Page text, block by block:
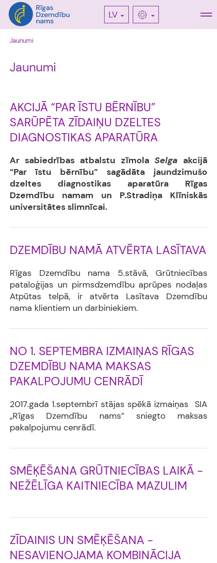
LV
Jaunumi
Jaunumi
AKCIJĀ “PAR ĪSTU BĒRNĪBU”
SARŪPĒTA ZĪDAIŅU DZELTES
DIAGNOSTIKAS APARATŪRA
Ar sabiedrības atbalstu zīmola Selga akcijā
“Par īstu bērnību” sagādāta jaundzimušo
dzeltes diagnostikas aparatūra Rīgas
Dzemdību namam un P.Stradiņa Klīniskās
universitātes slimnīcai.
DZEMDĪBU NAMĀ ATVĒRTA LASĪTAVA
Rīgas Dzemdību nama 5.stāvā, Grūtniecības
pataloģijas un pirmsdzemdību aprūpes nodaļas
Atpūtas telpā, ir atvērta Lasītava Dzemdību
nama klientiem un darbiniekiem.
NO 1. SEPTEMBRA IZMAIŅAS RĪGAS
DZEMDĪBU NAMA MAKSAS
PAKALPOJUMU CENRĀDĪ
2017.gada 1.septembrī stājas spēkā izmaiņas SIA
„Rīgas Dzemdību nams” sniegto maksas
pakalpojumu cenrādī.
SMĒĶĒŠANA GRŪTNIECĪBAS LAIKĀ -
NEŽĒLĪGA KAITNIECĪBA MAZULIM
ZĪDAINIS UN SMĒĶĒŠANA -
NESAVIENOJAMA KOMBINĀCIJA